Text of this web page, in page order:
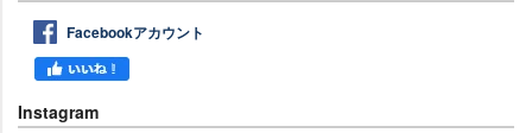
Facebookアカウント
Instagram